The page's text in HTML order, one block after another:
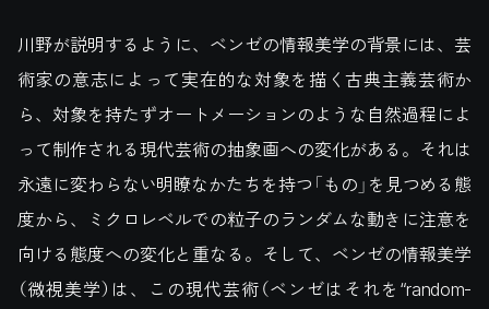
川野が説明するように、ベンゼの情報美学の背景には、芸
術家の意志によって実在的な対象を描く古典主義芸術か
ら、対象を持たずオートメーションのような自然過程によ
って制作される現代芸術の抽象画への変化がある。それは
永遠に変わらない明瞭なかたちを持つ「もの」を見つめる態
度から、ミクロレベルでの粒子のランダムな動きに注意を
向ける態度への変化と重なる。そして、ベンゼの情報美学
（微視美学）は、この現代芸術（ベンゼはそれを“random-